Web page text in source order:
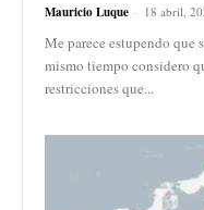
Mauricio Luque - 18 abril,
Me parece estupendo que
mismo tiempo considero
restricciones que...